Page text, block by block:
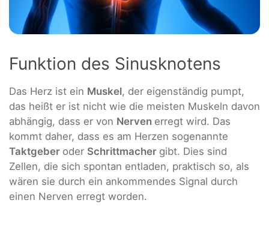
Funktion des Sinusknotens
Das Herz ist ein Muskel, der eigenständig pumpt,
das heißt er ist nicht wie die meisten Muskeln davon
abhängig, dass er von Nerven erregt wird. Das
kommt daher, dass es am Herzen sogenannte
Taktgeber oder Schrittmacher gibt. Dies sind
Zellen, die sich spontan entladen, praktisch so, als
wären sie durch ein ankommendes Signal durch
einen Nerven erregt worden.